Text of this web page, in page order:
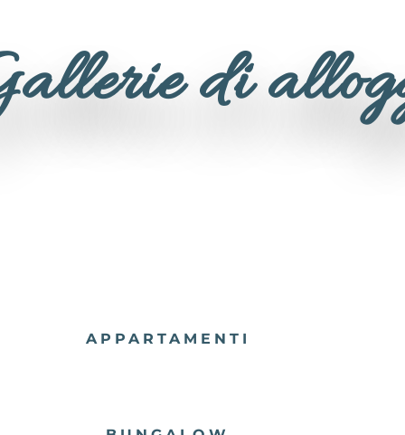
di
APPARTAMENTI